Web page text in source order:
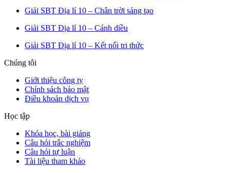
Giải SBT Địa lí 10 – Chân trời sáng tạo
Giải SBT Địa lí 10 – Cánh diều
Giải SBT Địa lí 10 – Kết nối tri thức
Chúng tôi
Giới thiệu công ty
Chính sách bảo mật
Điều khoản dịch vụ
Học tập
Khóa học, bài giảng
Câu hỏi trắc nghiệm
Câu hỏi tự luận
Tài liệu tham khảo